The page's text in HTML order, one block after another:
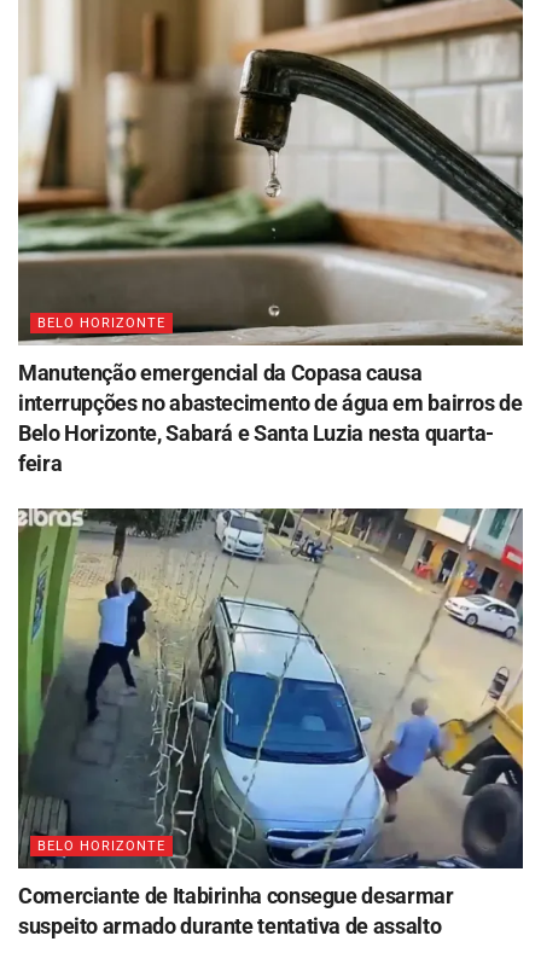
BELO HORIZONTE
Manutenção emergencial da Copasa causa
interrupções no abastecimento de água em bairros de
Belo Horizonte, Sabará e Santa Luzia nesta quarta-
feira
BELO HORIZONTE
Comerciante de Itabirinha consegue desarmar
suspeito armado durante tentativa de assalto